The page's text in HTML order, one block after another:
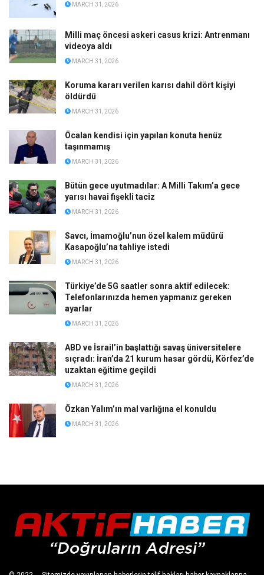
MARCH 31, 2026
Milli maç öncesi askeri casus krizi: Antrenmanı
videoya aldı
MARCH 31, 2026
Koruma kararı verilen karısı dahil dört kişiyi
öldürdü
MARCH 31, 2026
Öcalan kendisi için yapılan konuta henüz
taşınmamış
MARCH 31, 2026
Bütün gece uyutmadılar: A Milli Takım’a gece
yarısı havai fişekli taciz
MARCH 31, 2026
Savcı, İmamoğlu’nun özel kalem müdürü
Kasapoğlu’na tahliye istedi
MARCH 31, 2026
Türkiye’de 5G saatler sonra aktif edilecek:
Telefonlarınızda hemen yapmanız gereken
ayarlar
MARCH 31, 2026
ABD ve İsrail’in başlattığı savaş üniversitelere
sıçradı: İran’da 21 kurum hasar gördü, Körfez’de
uzaktan eğitime geçildi
MARCH 31, 2026
Özkan Yalım’ın mal varlığına el konuldu
MARCH 31, 2026